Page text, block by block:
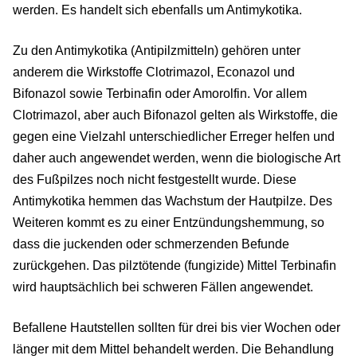
werden. Es handelt sich ebenfalls um Antimykotika.
Zu den Antimykotika (Antipilzmitteln) gehören unter
anderem die Wirkstoffe Clotrimazol, Econazol und
Bifonazol sowie Terbinafin oder Amorolfin. Vor allem
Clotrimazol, aber auch Bifonazol gelten als Wirkstoffe, die
gegen eine Vielzahl unterschiedlicher Erreger helfen und
daher auch angewendet werden, wenn die biologische Art
des Fußpilzes noch nicht festgestellt wurde. Diese
Antimykotika hemmen das Wachstum der Hautpilze. Des
Weiteren kommt es zu einer Entzündungshemmung, so
dass die juckenden oder schmerzenden Befunde
zurückgehen. Das pilztötende (fungizide) Mittel Terbinafin
wird hauptsächlich bei schweren Fällen angewendet.
Befallene Hautstellen sollten für drei bis vier Wochen oder
länger mit dem Mittel behandelt werden. Die Behandlung